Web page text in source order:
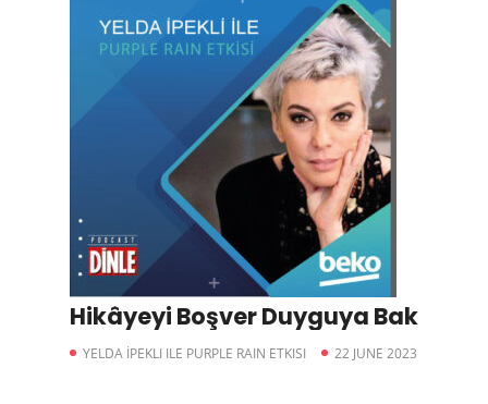
Hikâyeyi Boşver Duyguya Bak
YELDA İPEKLI ILE PURPLE RAIN ETKISI 22 JUNE 2023